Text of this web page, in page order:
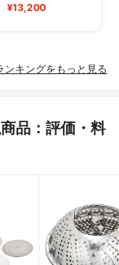
¥13,200
ンキングをもっと見る
品：評価・料